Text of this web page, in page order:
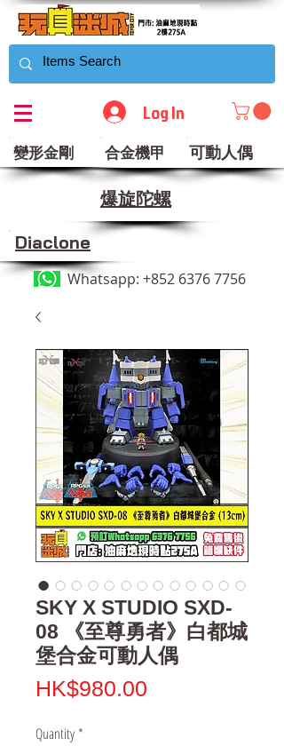
Log In
變形金剛 合金機甲 可動人偶
​爆旋陀螺
Diaclone
Whatsapp: +852 6376 7756
SKY X STUDIO SXD-
08 《至尊勇者》白都城
堡合金可動人偶
HK$980.00
Quantity *